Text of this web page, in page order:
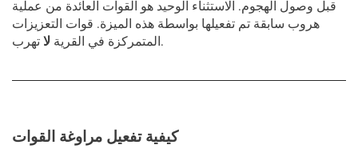
قبل وصول الهجوم. الاستثناء الوحيد هو القوات العائدة من عملية
هروب سابقة تم تفعيلها بواسطة هذه الميزة. قوات التعزيزات
المتمركزة في القرية لا تهرب.
كيفية تفعيل مراوغة القوات